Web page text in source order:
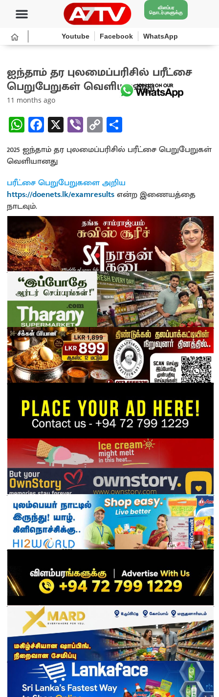
விளம்பர
தொடர்புகளுக்கு
Youtube Facebook WhatsApp
ஐந்தாம் தர புலமைப்பரிசில் பரீட்சை
பெறுபேறுகள் வெளியானது
11 months ago
W
h
at
sA
p
p
Fa
ce
b
o
o
k
X Vi
b
er
C
o
py
n
k
ar
2025 ஐந்தாம் தர புலமைப்பரிசில் பரீட்சை பெறுபேறுகள்
வெளியானது
பரீட்சை பெறுபேறுகளை அறிய
https://doenets.lk/examresultsஎன்ற இணையத்தை
நாடவும்.